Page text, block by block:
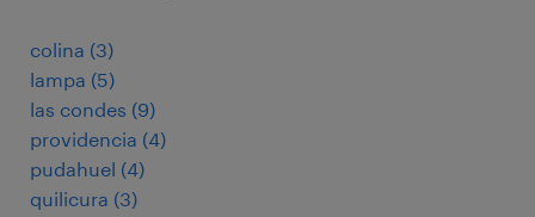
colina (3)
lampa (5)
las condes (9)
providencia (4)
pudahuel (4)
quilicura (3)